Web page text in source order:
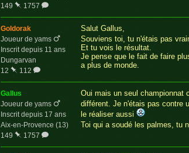
149
1757
goldorak
Joueur de yams
Inscrit depuis 11 ans
Dungarvan
12
112
Salut Gallus,
Souviens toi, tu n'étais pas
Et tu vois le résultat.
Je pense que le fait de faire
a plus de monde.
gallus
Joueur de yams
Inscrit depuis 17 ans
Aix-en-Provence (13)
149
1757
Oui mais un seul championnat
différent. Je n'étais pas contre
le réaliser aussi
Toi qui a soudé les palmes, tu